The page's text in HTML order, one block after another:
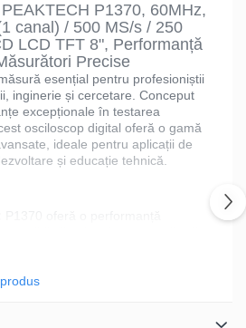
P1370, 60MHz,
canal) / 500 MS/s / 250
LCD TFT 8", Performanță
Precise
esențial pentru profesioniștii
inginerie și cercetare. Conceput
excepționale în testarea
osciloscop digital oferă o gamă
ideale pentru aplicații de
și educație tehnică.
rezultate precise și fiabile în
simplă și intuitivă permite